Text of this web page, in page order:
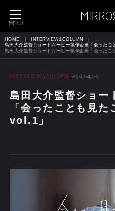
toggle
navigation
MENU
HOME
INTERVIEW&COLUMN
島田大介監督ショートムービー製作企画「会ったこ
島田大介監督ショートムービー製作企画「会ったこ
INTERVIEW&COLUMN 2018.04.06
島田大介監督ショー
「会ったことも見
vol.1」